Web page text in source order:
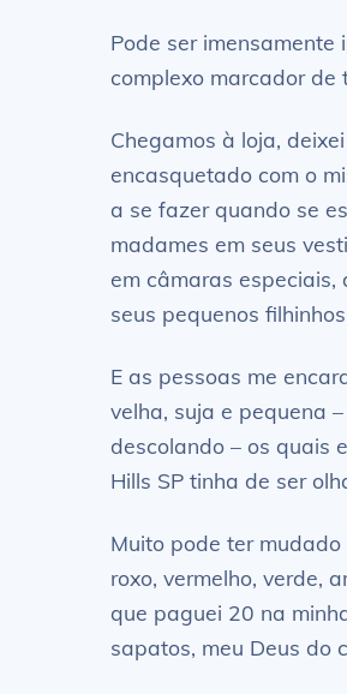
Pode ser
complexo marcador de
Chegamos à loja,
encasquetado com o
a se fazer quando se
madames em seus
em câmaras especiais,
seus pequenos
E as pessoas me
velha, suja e pequena
descolando – os quais
Hills SP tinha de ser
Muito pode ter
roxo, vermelho, verde,
que paguei 20 na
sapatos, meu Deus do